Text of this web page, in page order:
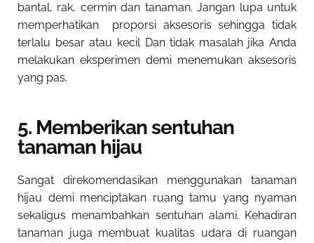
bantal, rak, cermin dan tanaman. Jangan lupa untuk
memperhatikan proporsi aksesoris sehingga tidak
terlalu besar atau kecil Dan tidak masalah jika Anda
melakukan eksperimen demi menemukan aksesoris
yang pas.
5. Memberikan sentuhan
tanaman hijau
Sangat direkomendasikan menggunakan tanaman
hijau demi menciptakan ruang tamu yang nyaman
sekaligus menambahkan sentuhan alami. Kehadiran
tanaman juga membuat kualitas udara di ruangan